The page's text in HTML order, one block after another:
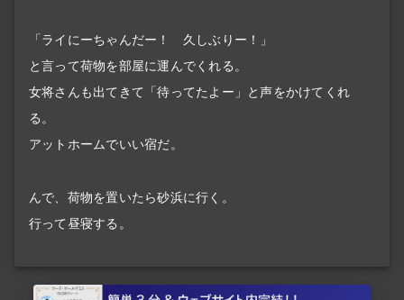
「ライにーちゃんだー！ 久しぶりー！」
と言って荷物を部屋に運んでくれる。
女将さんも出てきて「待ってたよー」と声をかけてくれ
る。
アットホームでいい宿だ。
んで、荷物を置いたら砂浜に行く。
行って昼寝する。